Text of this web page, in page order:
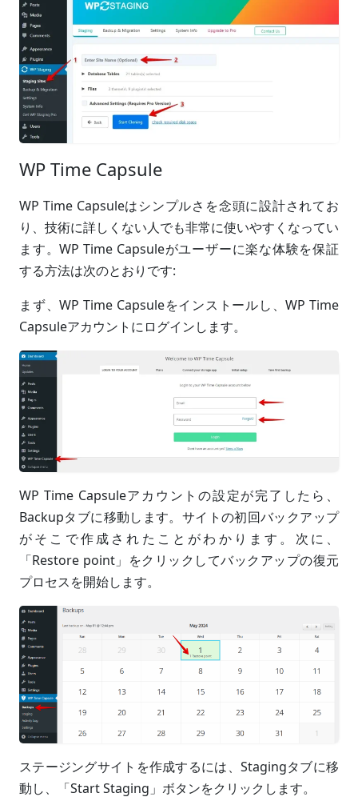
WP Time Capsule
WP Time Capsuleはシンプルさを念頭に設計されてお
り、技術に詳しくない人でも非常に使いやすくなってい
ます。WP Time Capsuleがユーザーに楽な体験を保証
する方法は次のとおりです:
まず、WP Time Capsuleをインストールし、WP Time
Capsuleアカウントにログインします。
WP Time Capsuleアカウントの設定が完了したら、
Backupタブに移動します。サイトの初回バックアップ
がそこで作成されたことがわかります。次に、
「Restore point」をクリックしてバックアップの復元
プロセスを開始します。
ステージングサイトを作成するには、Stagingタブに移
動し、「Start Staging」ボタンをクリックします。